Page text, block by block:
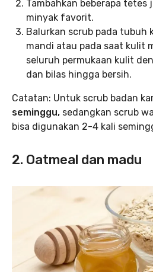
Tambahkan beberapa tetes
minyak favorit.
Balurkan scrub pada tubuh
mandi atau pada saat kulit
seluruh permukaan kulit
dan bilas hingga bersih.
Catatan: Untuk scrub badan
seminggu, sedangkan scrub
bisa digunakan 2-4 kali
2. Oatmeal dan madu